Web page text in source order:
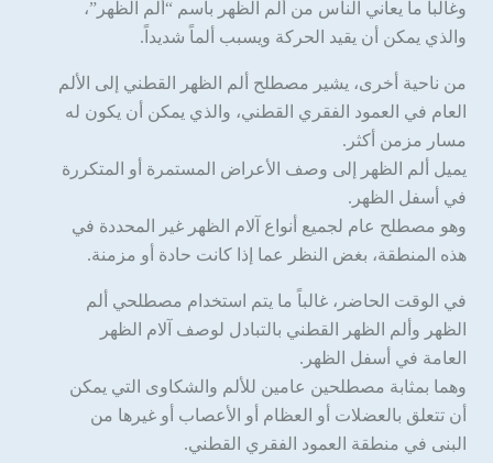
وغالباً ما يعاني الناس من ألم الظهر باسم “ألم الظهر”،
والذي يمكن أن يقيد الحركة ويسبب ألماً شديداً.
من ناحية أخرى، يشير مصطلح ألم الظهر القطني إلى الألم
العام في العمود الفقري القطني، والذي يمكن أن يكون له
مسار مزمن أكثر.
يميل ألم الظهر إلى وصف الأعراض المستمرة أو المتكررة
في أسفل الظهر.
وهو مصطلح عام لجميع أنواع آلام الظهر غير المحددة في
هذه المنطقة، بغض النظر عما إذا كانت حادة أو مزمنة.
في الوقت الحاضر، غالباً ما يتم استخدام مصطلحي ألم
الظهر وألم الظهر القطني بالتبادل لوصف آلام الظهر
العامة في أسفل الظهر.
وهما بمثابة مصطلحين عامين للألم والشكاوى التي يمكن
أن تتعلق بالعضلات أو العظام أو الأعصاب أو غيرها من
البنى في منطقة العمود الفقري القطني.